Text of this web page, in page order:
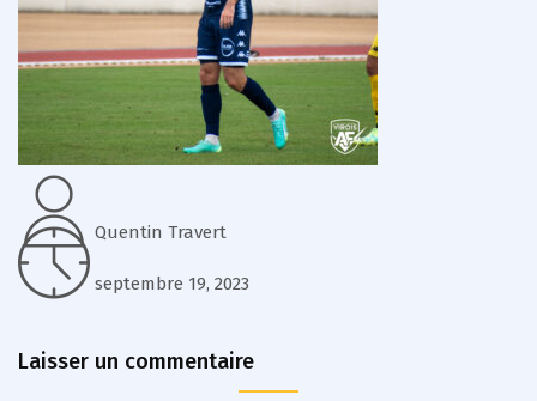
Quentin Travert
septembre 19, 2023
Laisser un commentaire